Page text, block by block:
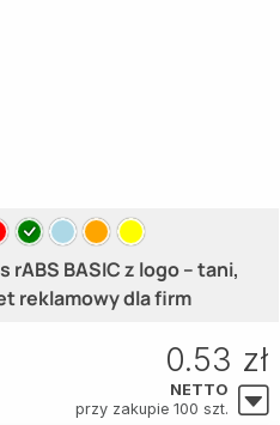
BASIC z logo – tani,
reklamowy dla firm
0.53 zł
NETTO
przy zakupie 100 szt.